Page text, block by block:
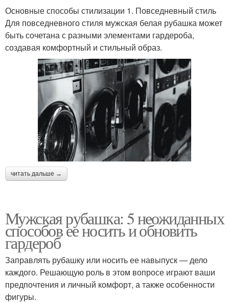
Основные способы стилизации 1. Повседневный стиль
Для повседневного стиля мужская белая рубашка может
быть сочетана с разными элементами гардероба,
создавая комфортный и стильный образ.
читать дальше →
Мужская рубашка: 5 неожиданных
способов ее носить и обновить
гардероб
Заправлять рубашку или носить ее навыпуск — дело
каждого. Решающую роль в этом вопросе играют ваши
предпочтения и личный комфорт, а также особенности
фигуры.